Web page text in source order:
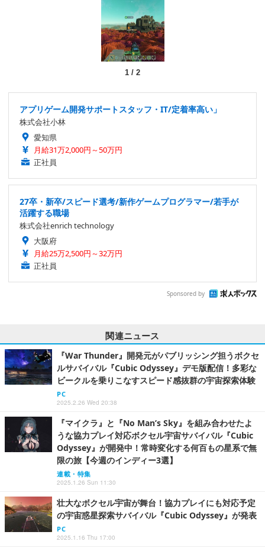
1/ 2
アプリゲーム開発サポートスタッフ・IT/定着率高い」
株式会社小林
愛知県
月給31万2,000円～50万円
正社員
27卒・新卒/スピード選考/新作ゲームプログラマー/若手が
活躍する職場
株式会社enrich technology
大阪府
月給25万2,500円～32万円
正社員
Sponsored by
関連ニュース
『War Thunder』開発元がパブリッシング担うボクセ
ルサバイバル『Cubic Odyssey』デモ版配信！多彩な
ビークルを乗りこなすスピード感抜群の宇宙探索体験
PC
2025.2.26 Wed 20:38
『マイクラ』と『No Man’s Sky』を組み合わせたよ
うな協力プレイ対応ボクセル宇宙サバイバル『Cubic
Odyssey』が開発中！常時変化する何百もの星系で無
限の旅【今週のインディー3選】
連載・特集
2025.1.26 Sun 11:30
壮大なボクセル宇宙が舞台！協力プレイにも対応予定
の宇宙惑星探索サバイバル『Cubic Odyssey』が発表
PC
2025.1.16 Thu 17:00